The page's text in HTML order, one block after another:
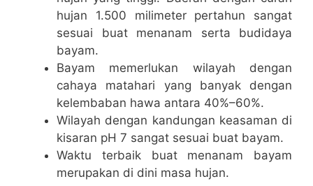
hujan 1.500 milimeter pertahun sangat
sesuai buat menanam serta budidaya
bayam.
Bayam memerlukan wilayah dengan
cahaya matahari yang banyak dengan
kelembaban hawa antara 40%–60%.
Wilayah dengan kandungan keasaman di
kisaran pH 7 sangat sesuai buat bayam.
Waktu terbaik buat menanam bayam
merupakan di dini masa hujan.